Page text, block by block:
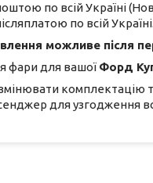
по всій Україні
по всій Україні.
можливе після
фари для вашої Форд
комплектацію
для узгодження